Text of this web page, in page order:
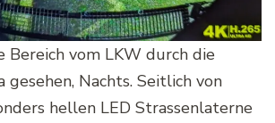
Bereich vom LKW durch die
gesehen, Nachts. Seitlich von
hellen LED Strassenlaterne